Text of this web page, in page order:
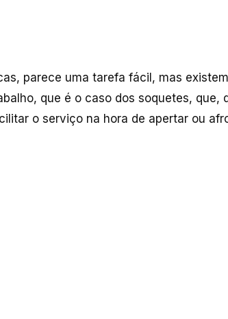
parece uma tarefa fácil, mas existem
que é o caso dos soquetes, que,
o serviço na hora de apertar ou